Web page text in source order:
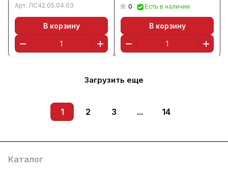
Арт. ЛС42.05.04.03
В корзину
0 Есть в наличии
В корзину
Загрузить еще
1 2 3 ... 14
Каталог